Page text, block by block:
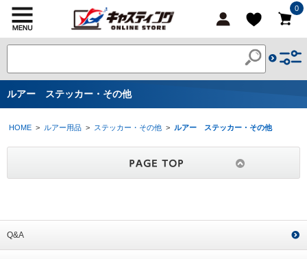
0
ルアー ステッカー・その他
HOME > ルアー用品 > ステッカー・その他 > ルアー ステッカー・その他
Q&A